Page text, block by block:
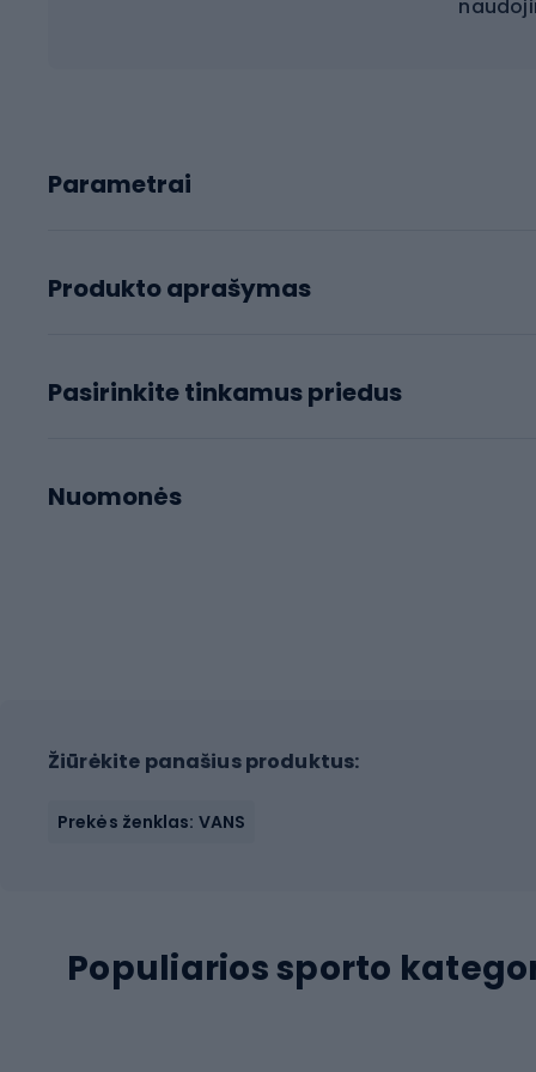
Parametrai
Produkto aprašymas
Pasirinkite tinkamus priedus
Nuomonės
Žiūrėkite panašius produktus:
Prekės ženklas: VANS
Populiarios sporto